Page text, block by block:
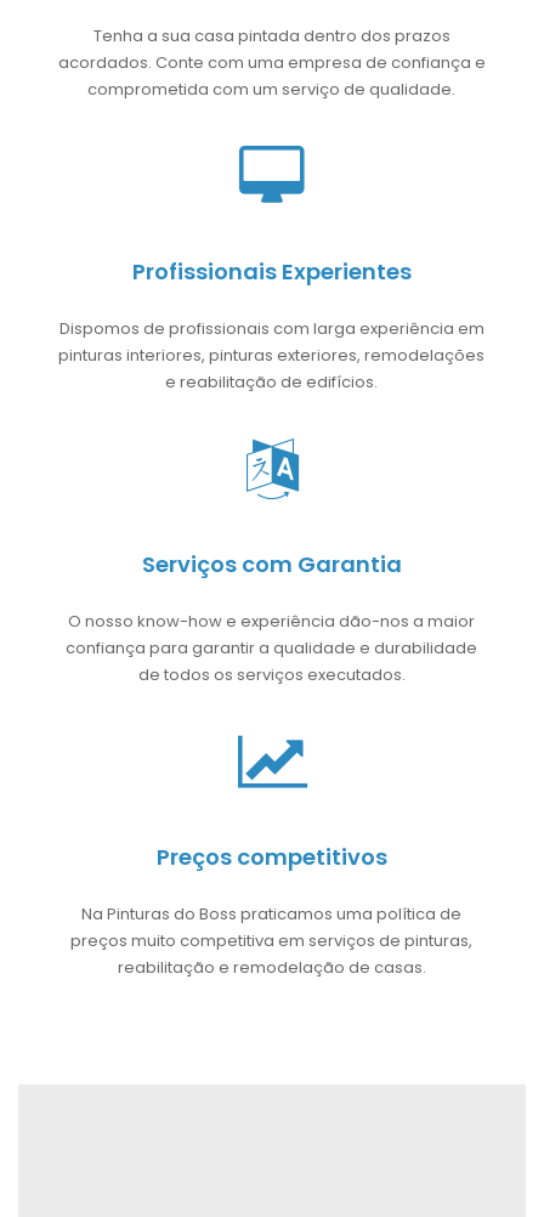
Tenha a sua casa pintada dentro dos prazos
acordados. Conte com uma empresa de confiança e
comprometida com um serviço de qualidade.
Profissionais Experientes
Dispomos de profissionais com larga experiência em
pinturas interiores, pinturas exteriores, remodelações
e reabilitação de edifícios.
Serviços com Garantia
O nosso know-how e experiência dão-nos a maior
confiança para garantir a qualidade e durabilidade
de todos os serviços executados.
Preços competitivos
Na Pinturas do Boss praticamos uma política de
preços muito competitiva em serviços de pinturas,
reabilitação e remodelação de casas.